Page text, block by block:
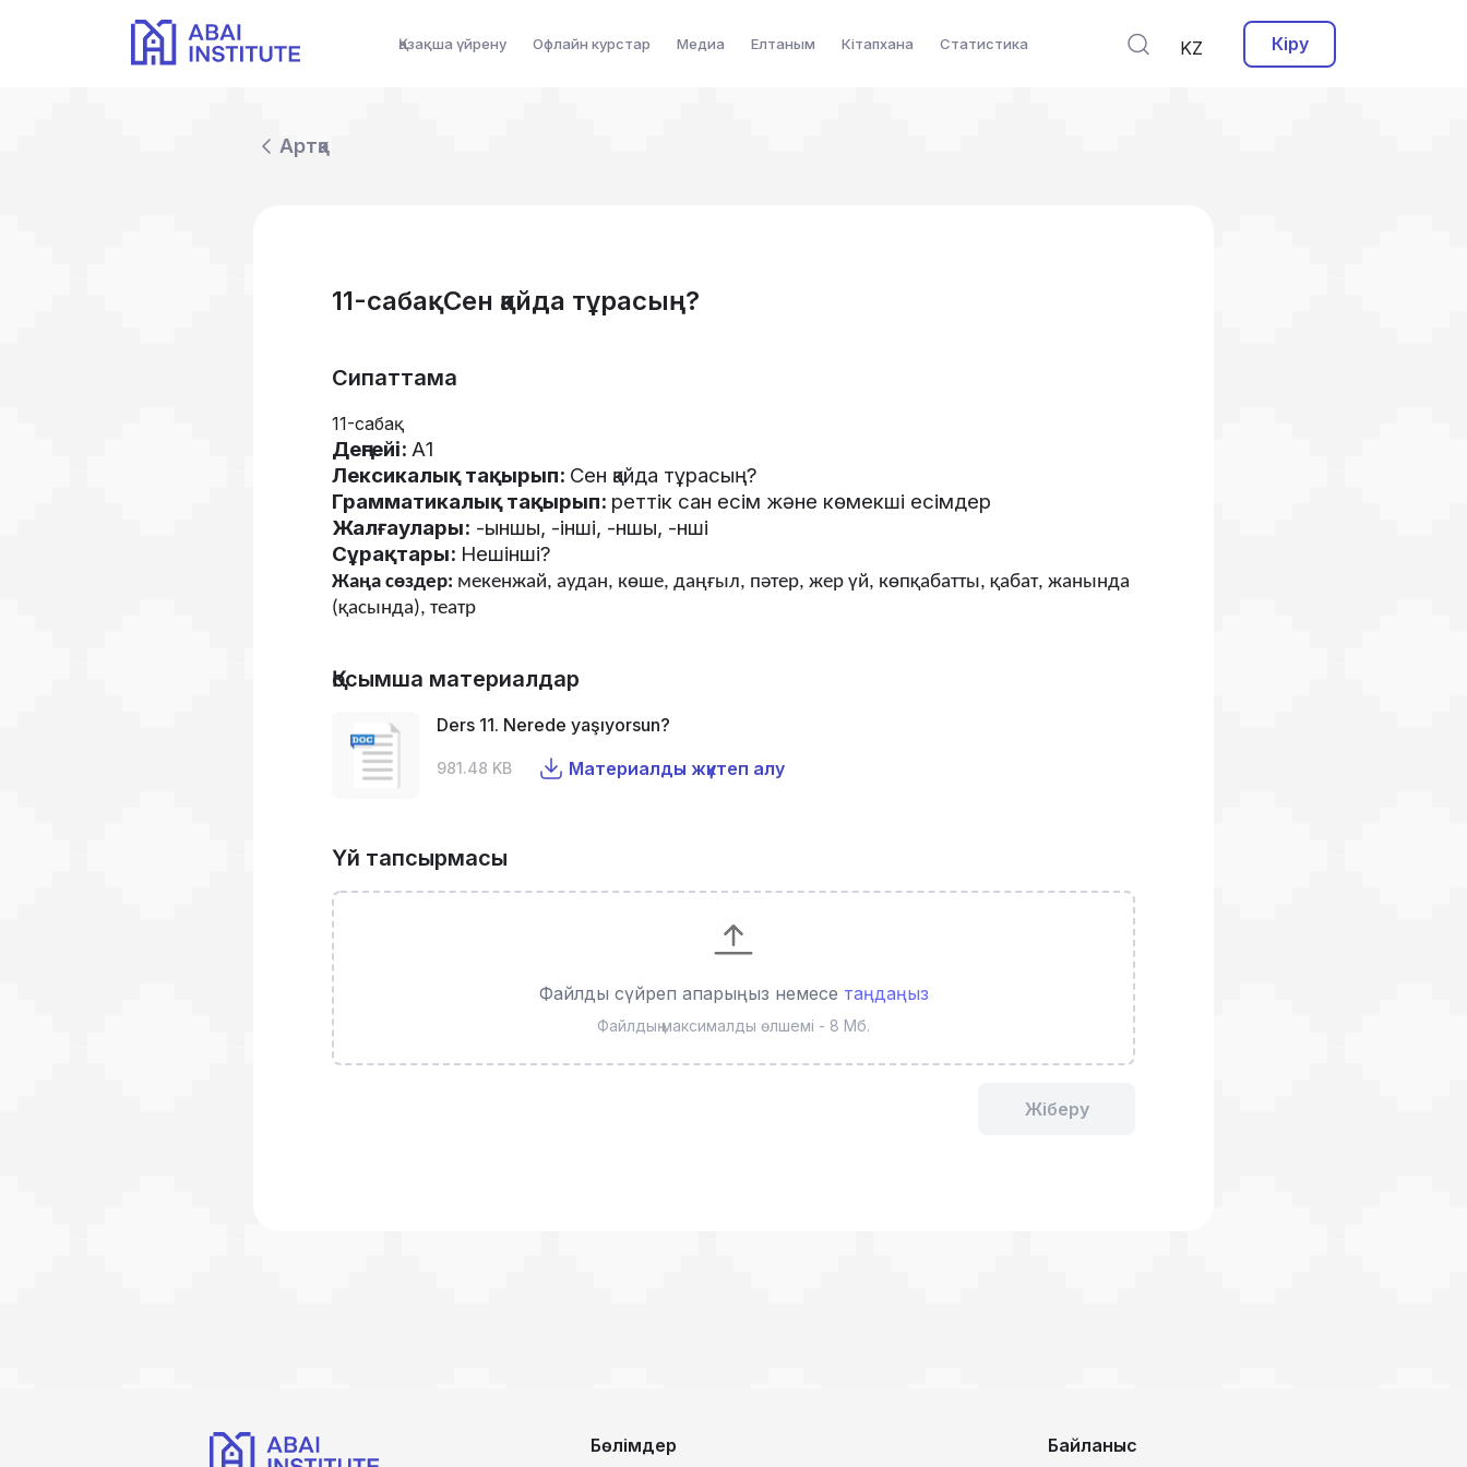
Қазақша үйрену Офлайн курстар Медиа Елтаным Кітапхана Статистика KZ Кіру
Артқа
11-сабақ. Сен қайда тұрасың?
Сипаттама
11-сабақ
Деңгейі: А1
Лексикалық тақырып: Сен қайда тұрасың?
Грамматикалық тақырып: реттік сан есім және көмекші есімдер
Жалғаулары: -ыншы, -інші, -ншы, -нші
Сұрақтары: Нешінші?
Жаңа сөздер: мекенжай, аудан, көше, даңғыл, пәтер, жер үй, көпқабатты, қабат, жанында
(қасында), театр
Қосымша материалдар
Ders 11. Nerede yaşıyorsun?
981.48 KB Материалды жүктеп алу
Үй тапсырмасы
Файлды сүйреп апарыңыз немесе таңдаңыз
Файлдың максималды өлшемі - 8 Мб.
Жіберу
Бөлімдер Байланыс